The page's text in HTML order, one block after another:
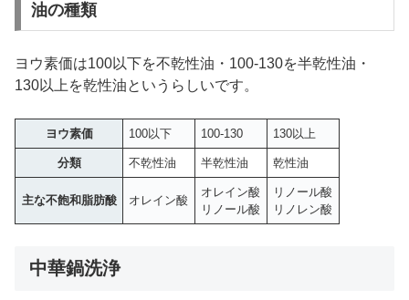
油の種類
ヨウ素価は100以下を不乾性油・100-130を半乾性油・
130以上を乾性油というらしいです。
ヨウ素価 100以下 100-130 130以上
分類 不乾性油 半乾性油 乾性油
主な不飽和脂肪酸 オレイン酸
オレイン酸
リノール酸
リノール酸
リノレン酸
中華鍋洗浄